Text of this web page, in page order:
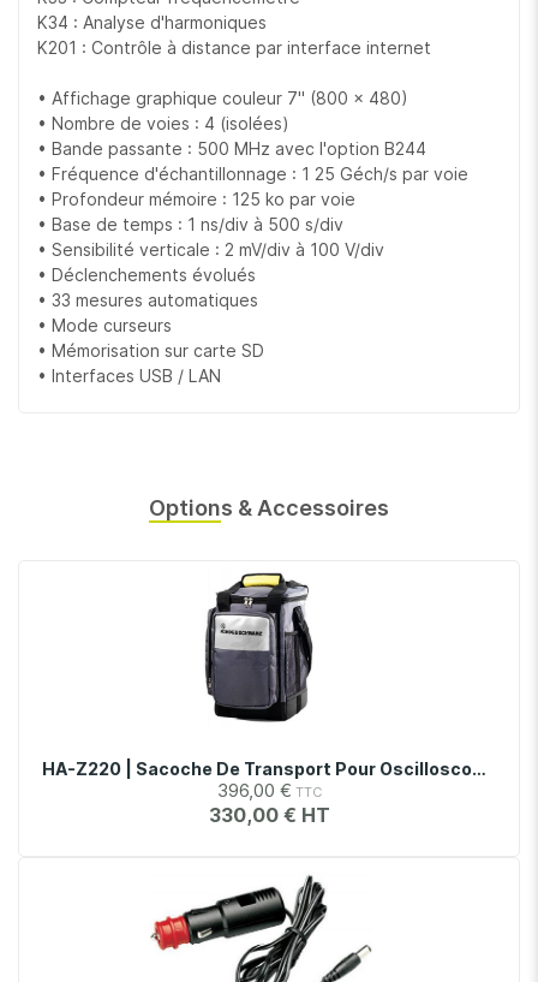
K34 : Analyse d'harmoniques
K201 : Contrôle à distance par interface internet
• Affichage graphique couleur 7'' (800 x 480)
• Nombre de voies : 4 (isolées)
• Bande passante : 500 MHz avec l'option B244
• Fréquence d'échantillonnage : 1 25 Géch/s par voie
• Profondeur mémoire : 125 ko par voie
• Base de temps : 1 ns/div à 500 s/div
• Sensibilité verticale : 2 mV/div à 100 V/div
• Déclenchements évolués
• 33 mesures automatiques
• Mode curseurs
• Mémorisation sur carte SD
• Interfaces USB / LAN
Options & Accessoires
HA-Z220 | Sacoche De Transport Pour Oscilloscopes Série RTH1000
396,00 €
330,00 €